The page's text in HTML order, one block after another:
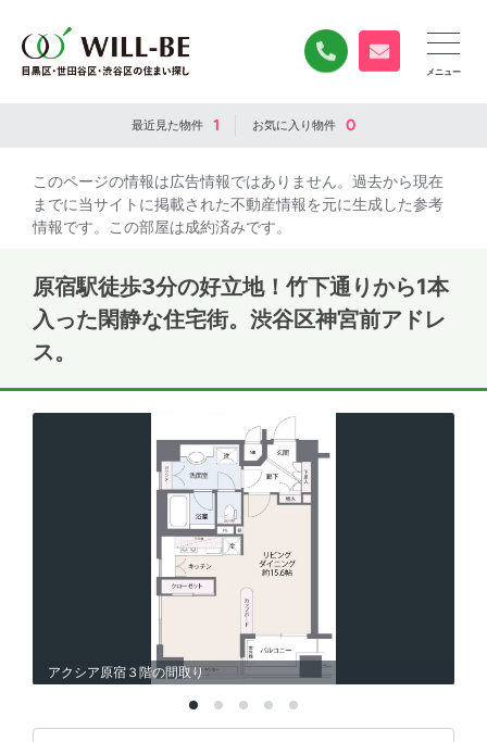
0120-840-834
無料お問い合
最近見た物件 1 お気に入り物件 0
このページの情報は広告情報ではありません。過去から現在
までに当サイトに掲載された不動産情報を元に生成した参考
情報です。この部屋は成約済みです。
原宿駅徒歩3分の好立地！竹下通りから1本
入った閑静な住宅街。渋谷区神宮前アドレ
ス。
アクシア原宿３階の間取り